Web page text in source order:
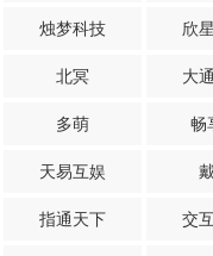
烛梦科技 欣
北冥 大
多萌 畅
天易互娱
指通天下 交